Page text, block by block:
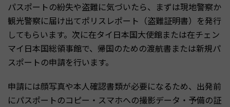
パスポートの紛失や盗難に気づいたら、まずは現地警察か
観光警察に届け出てポリスレポート（盗難証明書）を発行
してもらいます。次に在タイ日本国大使館または在チェン
マイ日本国総領事館で、帰国のための渡航書または新規パ
スポートの申請を行います。
申請には顔写真や本人確認書類が必要になるため、出発前
にパスポートのコピー・スマホへの撮影データ・予備の証